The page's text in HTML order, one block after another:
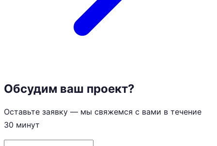
Обсудим ваш проект?
Оставьте заявку — мы свяжемся с вами в течение
30 минут